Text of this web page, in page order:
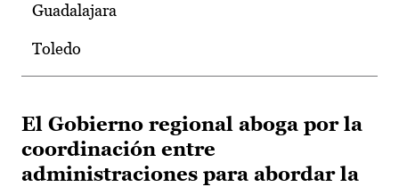
Guadalajara
Toledo
El Gobierno regional aboga por la
coordinación entre
administraciones para abordar la